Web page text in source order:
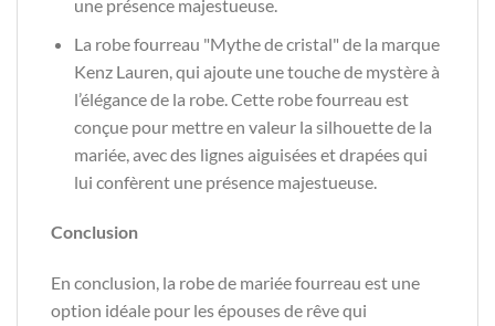
une présence majestueuse.
La robe fourreau "Mythe de cristal" de la marque
Kenz Lauren, qui ajoute une touche de mystère à
l’élégance de la robe. Cette robe fourreau est
conçue pour mettre en valeur la silhouette de la
mariée, avec des lignes aiguisées et drapées qui
lui confèrent une présence majestueuse.
Conclusion
En conclusion, la robe de mariée fourreau est une
option idéale pour les épouses de rêve qui